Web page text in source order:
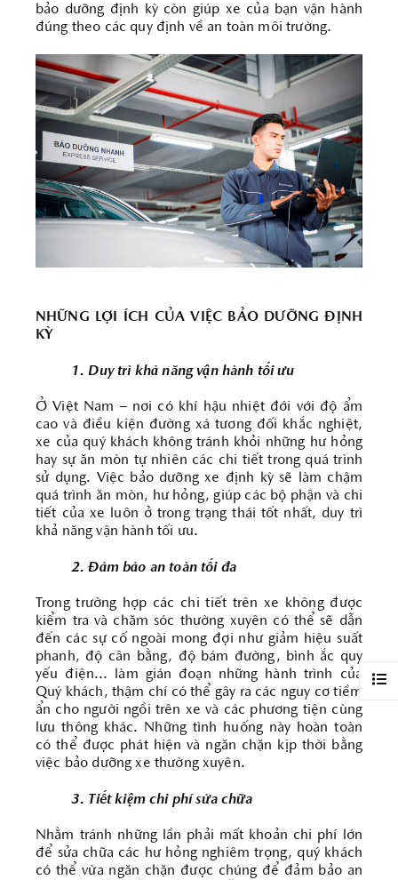
bảo dưỡng định kỳ còn giúp xe của bạn vận hành
đúng theo các quy định về an toàn môi trường.
NHỮNG LỢI ÍCH CỦA VIỆC BẢO DƯỠNG ĐỊNH
KỲ
1. Duy trì khả năng vận hành tối ưu
Ở Việt Nam – nơi có khí hậu nhiệt đới với độ ẩm
cao và điều kiện đường xá tương đối khắc nghiệt,
xe của quý khách không tránh khỏi những hư hỏng
hay sự ăn mòn tự nhiên các chi tiết trong quá trình
sử dụng. Việc bảo dưỡng xe định kỳ sẽ làm chậm
quá trình ăn mòn, hư hỏng, giúp các bộ phận và chi
tiết của xe luôn ở trong trạng thái tốt nhất, duy trì
khả năng vận hành tối ưu.
2. Đảm bảo an toàn tối đa
Trong trường hợp các chi tiết trên xe không được
kiểm tra và chăm sóc thường xuyên có thể sẽ dẫn
đến các sự cố ngoài mong đợi như giảm hiệu suất
phanh, độ cân bằng, độ bám đường, bình ắc quy
yếu điện... làm gián đoạn những hành trình của
Quý khách, thậm chí có thể gây ra các nguy cơ tiềm
ẩn cho người ngồi trên xe và các phương tiện cùng
lưu thông khác. Những tình huống này hoàn toàn
có thể được phát hiện và ngăn chặn kịp thời bằng
việc bảo dưỡng xe thường xuyên.
3. Tiết kiệm chi phí sửa chữa
Nhằm tránh những lần phải mất khoản chi phí lớn
để sửa chữa các hư hỏng nghiêm trọng, quý khách
có thể vừa ngăn chặn được chúng để đảm bảo an